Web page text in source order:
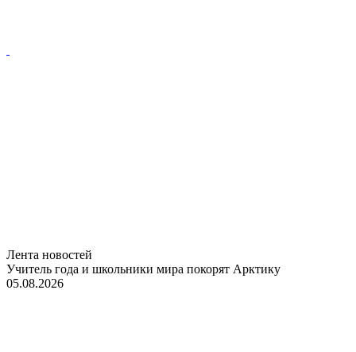
Лента новостей
Учитель года и школьники мира покорят Арктику
05.08.2026